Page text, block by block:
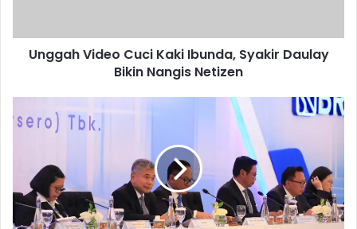
d
c
Unggah Video Cuci Kaki Ibunda, Syakir Daulay
Bikin Nangis Netizen
a
k
a